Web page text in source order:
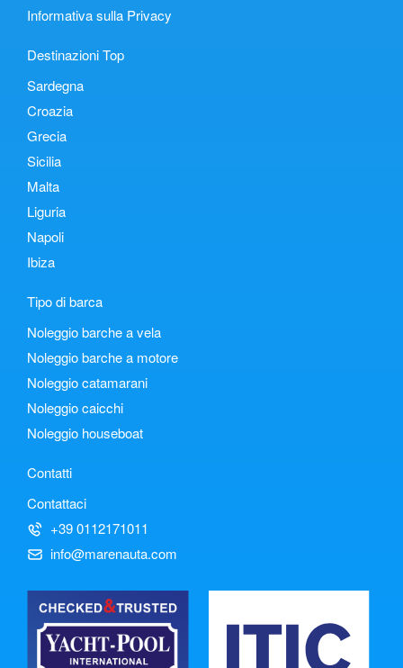
Informativa sulla Privacy
Destinazioni Top
Sardegna
Croazia
Grecia
Sicilia
Malta
Liguria
Napoli
Ibiza
Tipo di barca
Noleggio barche a vela
Noleggio barche a motore
Noleggio catamarani
Noleggio caicchi
Noleggio houseboat
Contatti
Contattaci
+39 0112171011
info@marenauta.com